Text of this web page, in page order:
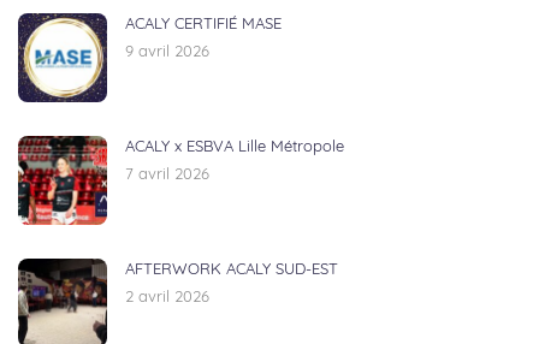
ACALY CERTIFIÉ MASE
9 avril 2026
ACALY x ESBVA Lille Métropole
7 avril 2026
AFTERWORK ACALY SUD-EST
2 avril 2026